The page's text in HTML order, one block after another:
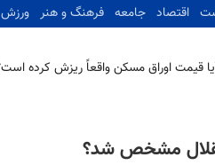
اقتصاد جامعه فرهنگ و هنر ورزش
مشخص شد؟